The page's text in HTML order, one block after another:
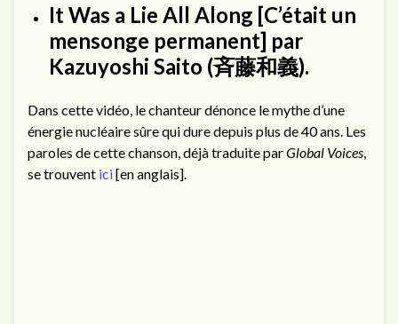
It Was a Lie All Along [C’était un
mensonge permanent] par
Kazuyoshi Saito (斉藤和義).
Dans cette vidéo, le chanteur dénonce le mythe d’une
énergie nucléaire sûre qui dure depuis plus de 40 ans. Les
paroles de cette chanson, déjà traduite parGlobal Voices,
se trouvent ici[en anglais].